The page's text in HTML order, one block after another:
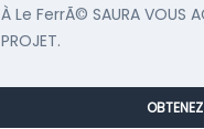
À Le FerrÃ© SAURA VOUS
PROJET.